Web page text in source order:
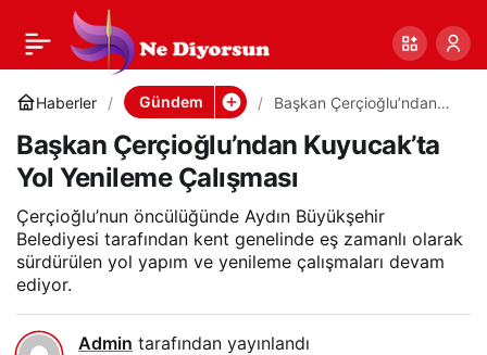
Haberler Gündem
Başkan Çerçioğlu’ndan
Çalışması
Başkan Çerçioğlu’ndan Kuyucak’ta
Yol Yenileme Çalışması
Çerçioğlu’nun öncülüğünde Aydın Büyükşehir
Belediyesi tarafından kent genelinde eş zamanlı olarak
sürdürülen yol yapım ve yenileme çalışmaları devam
ediyor.
Admin tarafından yayınlandı
Başkan
Çerçioğlu’ndan
Kuyucak’ta Yol
Yenileme Çalışması
Paylaş